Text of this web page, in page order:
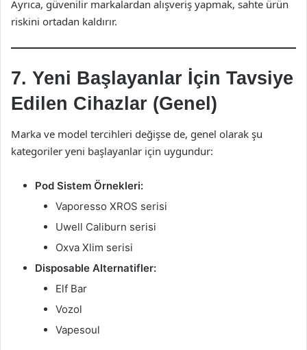
Ayrıca, güvenilir markalardan alışveriş yapmak, sahte ürün
riskini ortadan kaldırır.
7. Yeni Başlayanlar İçin Tavsiye
Edilen Cihazlar (Genel)
Marka ve model tercihleri değişse de, genel olarak şu
kategoriler yeni başlayanlar için uygundur:
Pod Sistem Örnekleri:
Vaporesso XROS serisi
Uwell Caliburn serisi
Oxva Xlim serisi
Disposable Alternatifler:
Elf Bar
Vozol
Vapesoul